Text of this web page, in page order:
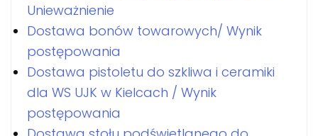
Unieważnienie
Dostawa bonów towarowych/ Wynik
postępowania
Dostawa pistoletu do szkliwa i ceramiki
dla WS UJK w Kielcach / Wynik
postępowania